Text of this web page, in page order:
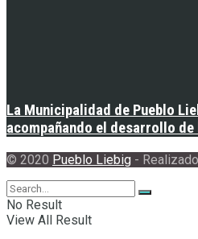
La Municipalidad de Pueblo
acompañando el desarrollo
© 2020 Pueblo Liebig -
No Result
View All Result